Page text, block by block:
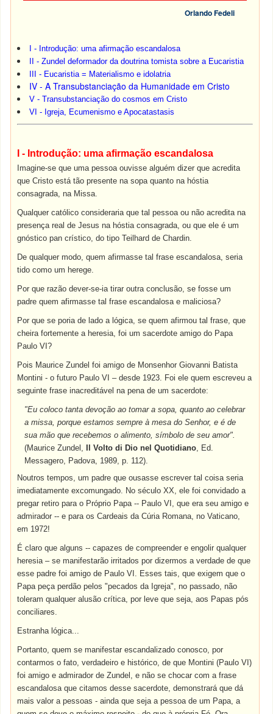
Orlando Fedeli
I - Introdução: uma afirmação escandalosa
II - Zundel deformador da doutrina tomista sobre a Eucaristia
III - Eucaristia = Materialismo e idolatria
IV - A Transubstanciação da Humanidade em Cristo
V - Transubstanciação do cosmos em Cristo
VI - Igreja, Ecumenismo e Apocatastasis
I - Introdução: uma afirmação escandalosa
Imagine-se que uma pessoa ouvisse alguém dizer que acredita
que Cristo está tão presente na sopa quanto na hóstia
consagrada, na Missa.
Qualquer católico consideraria que tal pessoa ou não acredita na
presença real de Jesus na hóstia consagrada, ou que ele é um
gnóstico pan crístico, do tipo Teilhard de Chardin.
De qualquer modo, quem afirmasse tal frase escandalosa, seria
tido como um herege.
Por que razão dever-se-ia tirar outra conclusão, se fosse um
padre quem afirmasse tal frase escandalosa e maliciosa?
Por que se poria de lado a lógica, se quem afirmou tal frase, que
cheira fortemente a heresia, foi um sacerdote amigo do Papa
Paulo VI?
Pois Maurice Zundel foi amigo de Monsenhor Giovanni Batista
Montini - o futuro Paulo VI – desde 1923. Foi ele quem escreveu a
seguinte frase inacreditável na pena de um sacerdote:
"Eu coloco tanta devoção ao tomar a sopa, quanto ao celebrar
a missa, porque estamos sempre à mesa do Senhor, e é de
sua mão que recebemos o alimento, símbolo de seu amor".
(Maurice Zundel,
Il Volto di Dio nel Quotidiano, Ed.
Messagero, Padova, 1989, p. 112).
Noutros tempos, um padre que ousasse escrever tal coisa seria
imediatamente excomungado. No século XX, ele foi convidado a
pregar retiro para o Próprio Papa -- Paulo VI, que era seu amigo e
admirador -- e para os Cardeais da Cúria Romana, no Vaticano,
em 1972!
É claro que alguns -- capazes de compreender e engolir qualquer
heresia – se manifestarão irritados por dizermos a verdade de que
esse padre foi amigo de Paulo VI. Esses tais, que exigem que o
Papa peça perdão pelos "pecados da Igreja", no passado, não
toleram qualquer alusão crítica, por leve que seja, aos Papas pós
conciliares.
Estranha lógica...
Portanto, quem se manifestar escandalizado conosco, por
contarmos o fato, verdadeiro e histórico, de que Montini (Paulo VI)
foi amigo e admirador de Zundel, e não se chocar com a frase
escandalosa que citamos desse sacerdote, demonstrará que dá
mais valor a pessoas - ainda que seja a pessoa de um Papa, a